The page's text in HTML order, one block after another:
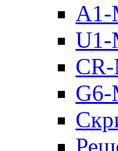
A1-
U1-
G6-